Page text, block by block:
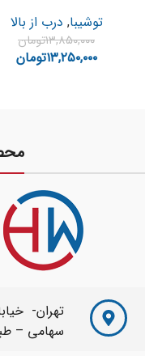
توشیبا, درب از بالا
۱۳,۸۵۰,۰۰۰تومان
۱۳,۲۵۰,۰۰۰تومان
تهران-
سهامی –